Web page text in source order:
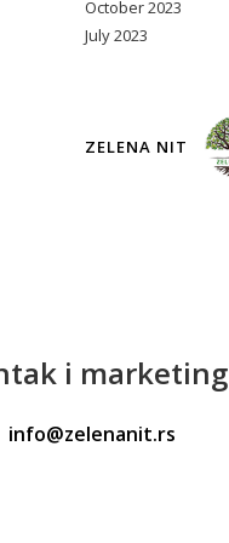
October 2023
July 2023
ZELENA NIT
i marketing
info@zelenanit.rs